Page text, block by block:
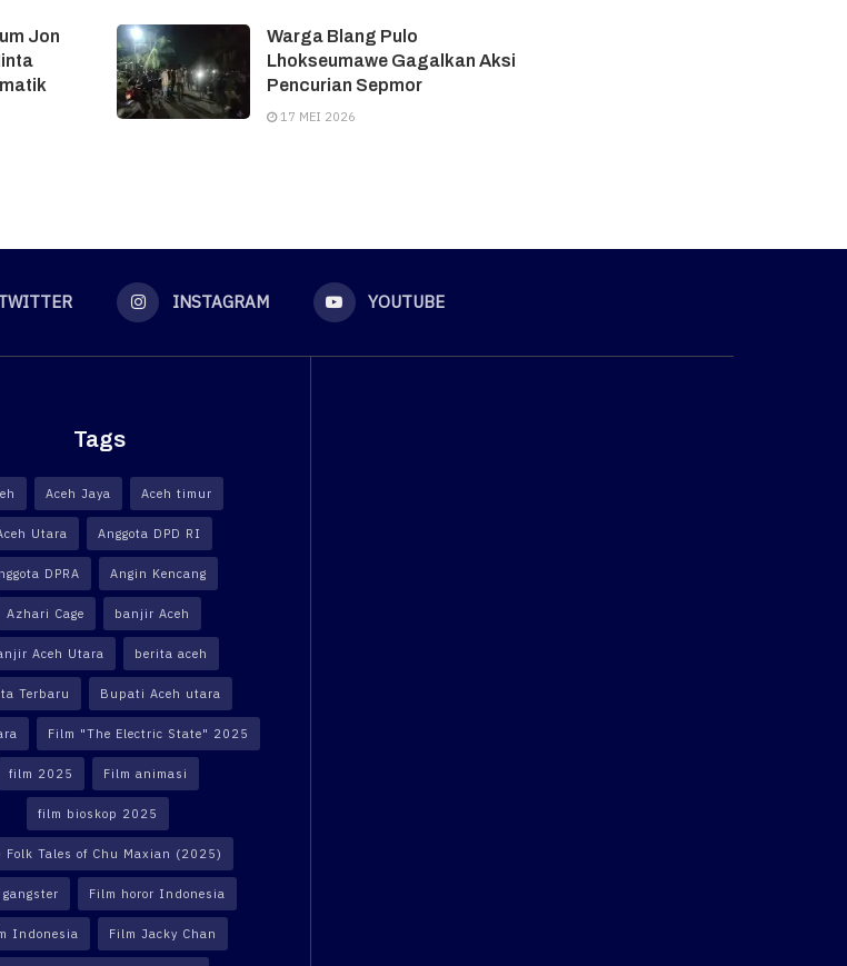
Jon
Warga Blang Pulo
Lhokseumawe Gagalkan Aksi
Pencurian Sepmor
17 MEI 2026
INSTAGRAM YOUTUBE
Tags
Aceh Jaya Aceh timur
Utara Anggota DPD RI
DPRA Angin Kencang
Azhari Cage banjir Aceh
Aceh Utara berita aceh
Terbaru Bupati Aceh utara
Film "The Electric State" 2025
film 2025 Film animasi
film bioskop 2025
Folk Tales of Chu Maxian (2025)
gangster Film horor Indonesia
Indonesia Film Jacky Chan